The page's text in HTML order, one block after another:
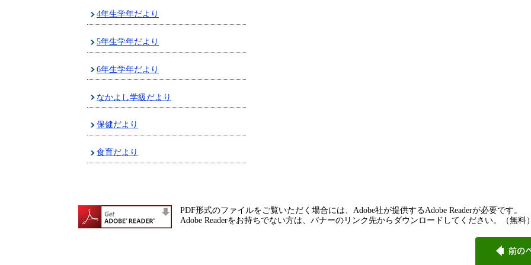
4年生学年だより
5年生学年だより
6年生学年だより
なかよし学級だより
保健だより
食育だより
PDF形式のファイルをご覧いただく場合には、Adobe社が提供するAdobe Readerが必要です。
Adobe Readerをお持ちでない方は、バナーのリンク先からダウンロードしてください。（無料